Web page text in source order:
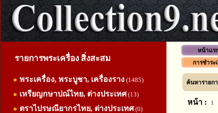
รายการพระเครื่อง สิ่งสะสม
พระเครื่อง, พระบูชา, เครื่องราง (1485)
เหรียญกษาปณ์ไทย, ต่างประเทศ(13)
ตราไปรษณียากรไทย, ต่างประเทศ(0)
หน้าแร
การชำระ
ค้นหารายก
หน้า : 1